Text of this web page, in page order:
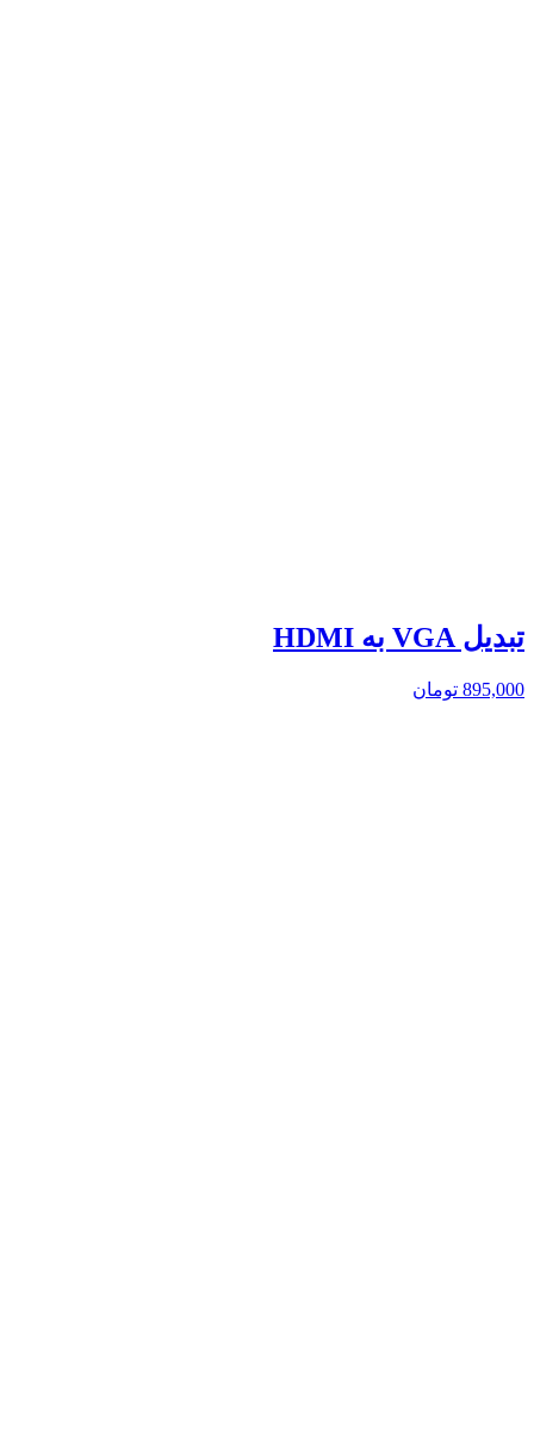
تبدیل VGA به HDMI
895,000 تومان